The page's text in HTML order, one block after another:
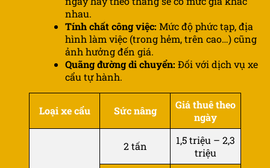
nhau.
Tính chất công việc: Mức độ phức tạp, địa
hình làm việc (trong hẻm, trên cao…) cũng
ảnh hưởng đến giá.
Quãng đường di chuyển: Đối với dịch vụ xe
cẩu tự hành.
Loại xe cẩu Sức nâng
Giá thuê theo
ngày
2 tấn
1,5 triệu – 2,3
triệu